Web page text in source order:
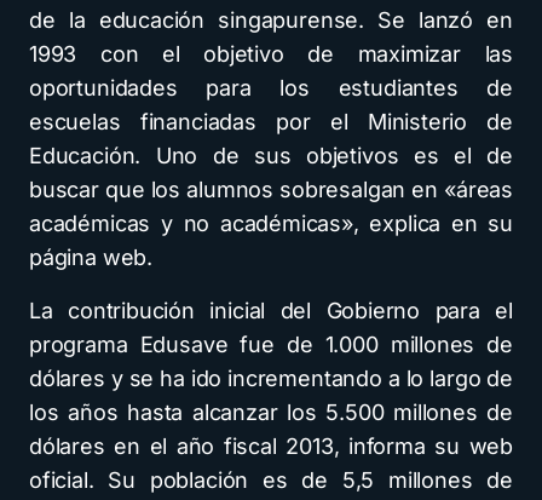
de la educación singapurense. Se lanzó en
1993 con el objetivo de maximizar las
oportunidades para los estudiantes de
escuelas financiadas por el Ministerio de
Educación. Uno de sus objetivos es el de
buscar que los alumnos sobresalgan en «áreas
académicas y no académicas», explica en su
página web.
La contribución inicial del Gobierno para el
programa Edusave fue de 1.000 millones de
dólares y se ha ido incrementando a lo largo de
los años hasta alcanzar los 5.500 millones de
dólares en el año fiscal 2013, informa su web
oficial. Su población es de 5,5 millones de